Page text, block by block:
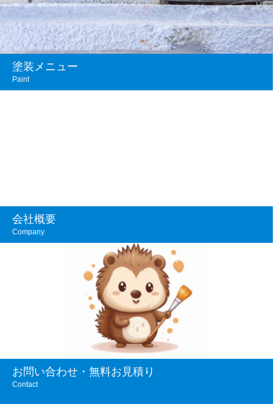
塗装メニュー
Paint
会社概要
Company
お問い合わせ・無料お見積り
Contact